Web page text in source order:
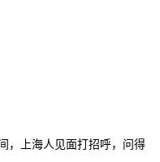
，上海人见面打招呼，问得